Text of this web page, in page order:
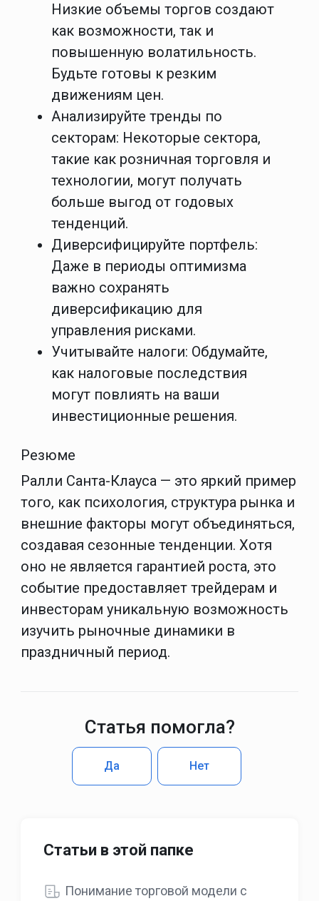
Низкие объемы торгов создают
как возможности, так и
повышенную волатильность.
Будьте готовы к резким
движениям цен.
Анализируйте тренды по
секторам: Некоторые сектора,
такие как розничная торговля и
технологии, могут получать
больше выгод от годовых
тенденций.
Диверсифицируйте портфель:
Даже в периоды оптимизма
важно сохранять
диверсификацию для
управления рисками.
Учитывайте налоги: Обдумайте,
как налоговые последствия
могут повлиять на ваши
инвестиционные решения.
Резюме
Ралли Санта-Клауса — это яркий пример
того, как психология, структура рынка и
внешние факторы могут объединяться,
создавая сезонные тенденции. Хотя
оно не является гарантией роста, это
событие предоставляет трейдерам и
инвесторам уникальную возможность
изучить рыночные динамики в
праздничный период.
Статья помогла?
Нет
Да
Статьи в этой папке
Понимание торговой модели с